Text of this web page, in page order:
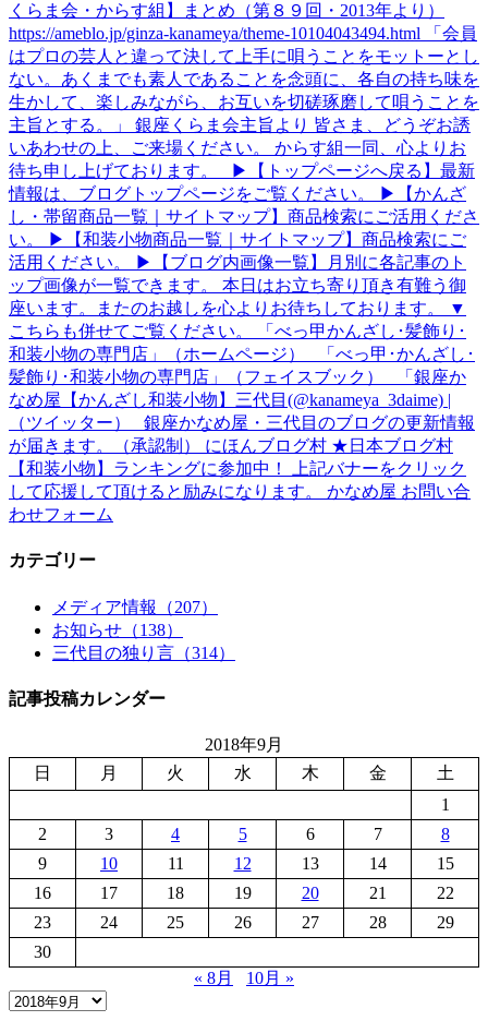
くらま会・からす組】まとめ（第８９回・2013年より）
https://ameblo.jp/ginza-kanameya/theme-10104043494.html 「会員
はプロの芸人と違って決して上手に唄うことをモットーとし
ない。あくまでも素人であることを念頭に、各自の持ち味を
生かして、楽しみながら、お互いを切磋琢磨して唄うことを
主旨とする。」 銀座くらま会主旨より 皆さま、どうぞお誘
いあわせの上、ご来場ください。 からす組一同、心よりお
待ち申し上げております。 ▶【トップページへ戻る】最新
情報は、ブログトップページをご覧ください。 ▶【かんざ
し・帯留商品一覧｜サイトマップ】商品検索にご活用くださ
い。 ▶【和装小物商品一覧｜サイトマップ】商品検索にご
活用ください。 ▶【ブログ内画像一覧】月別に各記事のト
ップ画像が一覧できます。 本日はお立ち寄り頂き有難う御
座います。またのお越しを心よりお待ちしております。 ▼
こちらも併せてご覧ください。 「べっ甲かんざし･髪飾り･
和装小物の専門店」（ホームページ） 「べっ甲･かんざし･
髪飾り･和装小物の専門店」（フェイスブック） 「銀座か
なめ屋【かんざし和装小物】三代目(@kanameya_3daime) |
（ツイッター） 銀座かなめ屋・三代目のブログの更新情報
が届きます。（承認制） にほんブログ村 ★日本ブログ村
【和装小物】ランキングに参加中！ 上記バナーをクリック
して応援して頂けると励みになります。 かなめ屋 お問い合
わせフォーム
カテゴリー
メディア情報（207）
お知らせ（138）
三代目の独り言（314）
記事投稿カレンダー
2018年9月
日
月 火 水 木 金
土
1
2
3 4 5 6 7
8
9
10 11 12 13 14
15
16
17 18 19 20 21
22
23
24 25 26 27 28
29
30
« 8月
10月 »